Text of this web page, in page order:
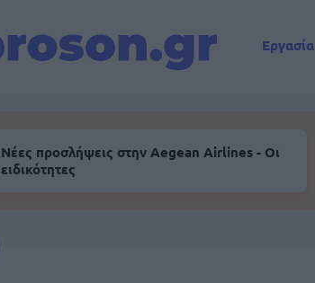
Εργασία
Νέες προσλήψεις στην Aegean Airlines - Οι
ειδικότητες